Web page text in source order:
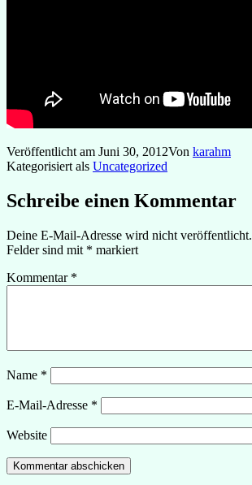
Veröffentlicht am Juni 30, 2012Von karahm
Kategorisiert als Uncategorized
Schreibe einen Kommentar
Deine E-Mail-Adresse wird nicht veröffentlicht.
Felder sind mit * markiert
Kommentar *
Name *
E-Mail-Adresse *
Website